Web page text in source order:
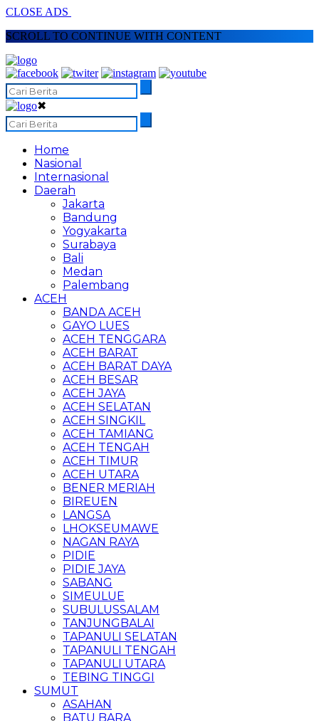
CLOSE ADS
SCROLL TO CONTINUE WITH CONTENT
✖
Home
Nasional
Internasional
Daerah
Jakarta
Bandung
Yogyakarta
Surabaya
Bali
Medan
Palembang
ACEH
BANDA ACEH
GAYO LUES
ACEH TENGGARA
ACEH BARAT
ACEH BARAT DAYA
ACEH BESAR
ACEH JAYA
ACEH SELATAN
ACEH SINGKIL
ACEH TAMIANG
ACEH TENGAH
ACEH TIMUR
ACEH UTARA
BENER MERIAH
BIREUEN
LANGSA
LHOKSEUMAWE
NAGAN RAYA
PIDIE
PIDIE JAYA
SABANG
SIMEULUE
SUBULUSSALAM
TANJUNGBALAI
TAPANULI SELATAN
TAPANULI TENGAH
TAPANULI UTARA
TEBING TINGGI
SUMUT
ASAHAN
BATU BARA